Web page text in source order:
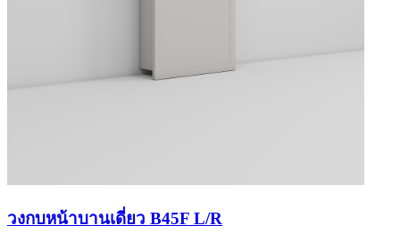
วงกบหน้าบานเดี่ยว B45F L/R